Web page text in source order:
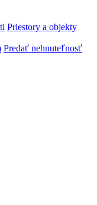
Priestory a objekty
Predať nehnuteľnosť